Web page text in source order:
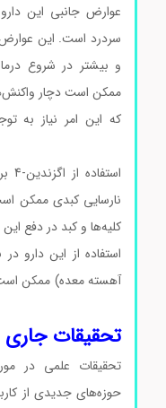
عوارض جانبی این دارو
سردرد است. این عوارض
و بیشتر در شروع
که این امر نیاز به
استفاده
نارسایی کبدی ممکن است
کلیه‌ها و کبد در دفع این
استفاده از این دارو در
آهسته معده) ممکن است
تحقیقات جاری
حوزه‌های جدیدی از